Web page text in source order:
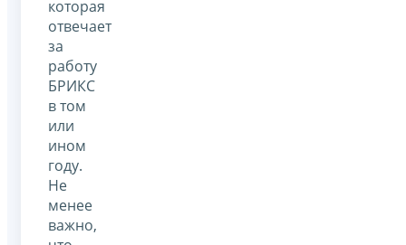
которая
отвечает
за
работу
БРИКС
в том
или
ином
году.
Не
менее
важно,